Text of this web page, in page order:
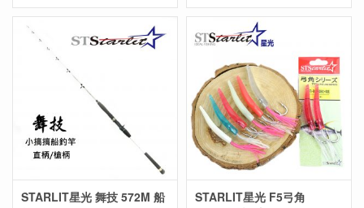
STARLIT星光 舞技 572M 船
STARLIT星光 F5弓角